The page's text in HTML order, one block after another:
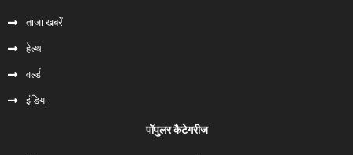
ताजा खबरें
हेल्‍थ
वर्ल्ड
इंडिया
पॉपुलर कैटेगरीज